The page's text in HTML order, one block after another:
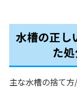
水槽の正し
た
主な水槽の捨て方